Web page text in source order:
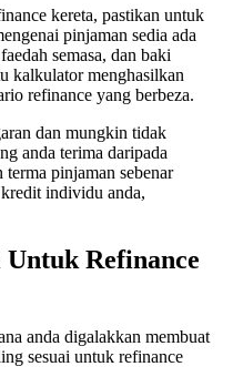
kereta, pastikan untuk
pinjaman sedia ada
semasa, dan baki
kalkulator menghasilkan
refinance yang berbeza.
dan mungkin tidak
anda terima daripada
pinjaman sebenar
individu anda,
Untuk Refinance
anda digalakkan membuat
sesuai untuk refinance